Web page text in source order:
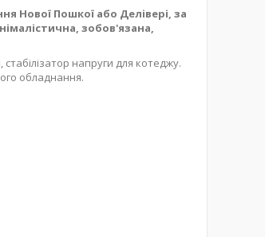
Нової Пошкої або Делівері, за
зобов'язана,
стабілізатор напруги для котеджу.
обладнання.